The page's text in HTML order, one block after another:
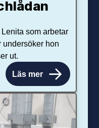
som arbetar
undersöker hon
ut.
Läs mer